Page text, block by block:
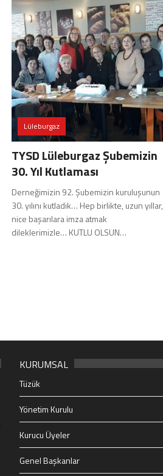
Lüleburgaz
TYSD Lüleburgaz Şubemizin
30. Yıl Kutlaması
Derneğimizin 92. Şubemizin kuruluşunun
30. yılını kutladık… Hep birlikte, uzun yıllar,
nice başarılara imza atmak
dileklerimizle… KUTLU OLSUN…
KURUMSAL
Tüzük
Yönetim Kurulu
Kurucu Üyeler
Genel Başkanlar